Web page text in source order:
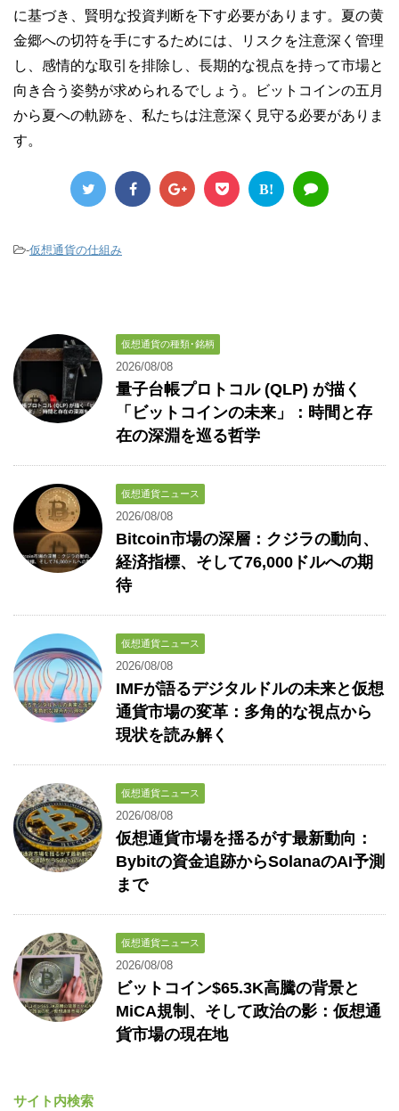
に基づき、賢明な投資判断を下す必要があります。夏の黄
金郷への切符を手にするためには、リスクを注意深く管理
し、感情的な取引を排除し、長期的な視点を持って市場と
向き合う姿勢が求められるでしょう。ビットコインの五月
から夏への軌跡を、私たちは注意深く見守る必要がありま
す。
B!
-仮想通貨の仕組み
仮想通貨の種類･銘柄
2026/08/08
量子台帳プロトコル (QLP) が描く
「ビットコインの未来」：時間と存
在の深淵を巡る哲学
仮想通貨ニュース
2026/08/08
Bitcoin市場の深層：クジラの動向、
経済指標、そして76,000ドルへの期
待
仮想通貨ニュース
2026/08/08
IMFが語るデジタルドルの未来と仮想
通貨市場の変革：多角的な視点から
現状を読み解く
仮想通貨ニュース
2026/08/08
仮想通貨市場を揺るがす最新動向：
Bybitの資金追跡からSolanaのAI予測
まで
仮想通貨ニュース
2026/08/08
ビットコイン$65.3K高騰の背景と
MiCA規制、そして政治の影：仮想通
貨市場の現在地
サイト内検索